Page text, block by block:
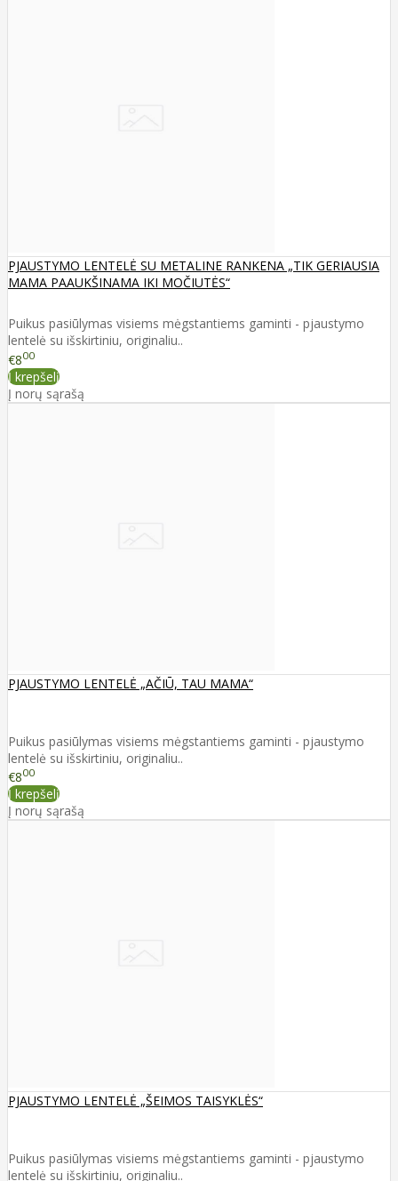
PJAUSTYMO LENTELĖ SU METALINE RANKENA „TIK GERIAUSIA
MAMA PAAUKŠINAMA IKI MOČIUTĖS“
Puikus pasiūlymas visiems mėgstantiems gaminti - pjaustymo
lentelė su išskirtiniu, originaliu..
€800
Į krepšelį
Į norų sąrašą
PJAUSTYMO LENTELĖ „AČIŪ, TAU MAMA“
Puikus pasiūlymas visiems mėgstantiems gaminti - pjaustymo
lentelė su išskirtiniu, originaliu..
€800
Į krepšelį
Į norų sąrašą
PJAUSTYMO LENTELĖ „ŠEIMOS TAISYKLĖS“
Puikus pasiūlymas visiems mėgstantiems gaminti - pjaustymo
lentelė su išskirtiniu, originaliu..